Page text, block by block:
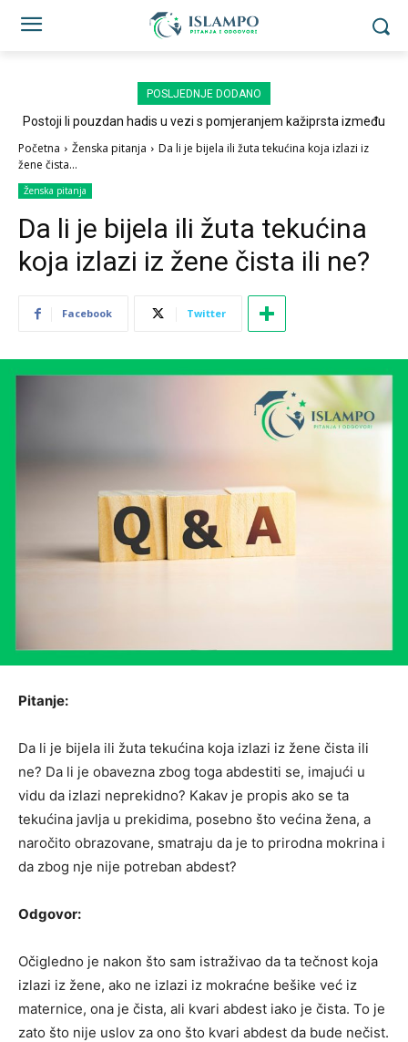
POSLJEDNJE DODANO
Postoji li pouzdan hadis u vezi s pomjeranjem kažiprsta između
Početna Ženska pitanja
Da li je bijela ili žuta tekućina koja izlazi iz
žene čista...
Ženska pitanja
Da li je bijela ili žuta tekućina
koja izlazi iz žene čista ili ne?
Facebook Twitter
Pitanje:
Da li je bijela ili žuta tekućina koja izlazi iz žene čista ili
ne? Da li je obavezna zbog toga abdestiti se, imajući u
vidu da izlazi neprekidno? Kakav je propis ako se ta
tekućina javlja u prekidima, posebno što većina žena, a
naročito obrazovane, smatraju da je to prirodna mokrina i
da zbog nje nije potreban abdest?
Odgovor:
Očigledno je nakon što sam istraživao da ta tečnost koja
izlazi iz žene, ako ne izlazi iz mokraćne bešike već iz
maternice, ona je čista, ali kvari abdest iako je čista. To je
zato što nije uslov za ono što kvari abdest da bude nečist.